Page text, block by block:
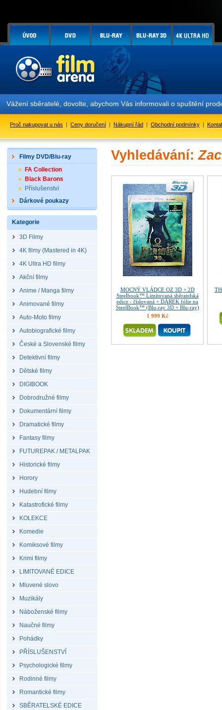
Vážení sběratelé, dovolte, abychom Vás informovali o spuštění
Proč nakupovat u nás | Ceny doručení | Nákupní řád | Obchodní podmínky |
Filmy DVD/Blu-ray
FA Collection
Black Barons
Příslušenství
Dárkové poukazy
Kategorie
3D Filmy
4K filmy (Mastered in 4K)
4K Ultra HD filmy
Akční filmy
Anime / Manga filmy
Animované filmy
Auto-Moto filmy
Autobiografické filmy
České a Slovenské filmy
Detektivní filmy
Dětské filmy
DIGIBOOK
Dobrodružné filmy
Dokumentární filmy
Dramatické filmy
Fantasy filmy
FUTUREPAK / METALPAK
Historické filmy
Horory
Hudební filmy
Katastrofické filmy
KOLEKCE
Komedie
Komiksové filmy
Krimi filmy
LIMITOVANÉ EDICE
Mluvené slovo
Muzikály
Náboženské filmy
Naučné filmy
Pohádky
PŘÍSLUŠENSTVÍ
Psychologické filmy
Rodinné filmy
Romantické filmy
SBĚRATELSKÉ EDICE
Vyhledávání:
MOCNÝ VLÁDCE OZ 3D + 2D
Steelbook™ Limitovaná sběratelská
edice - číslovaná + DÁREK fólie na
SteelBook™ (Blu-ray 3D + Blu-ray)
1 999 Kč